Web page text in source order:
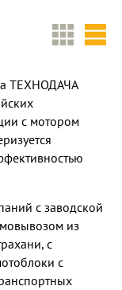
ТЕХНОДАЧА
с мотором
с заводской
из
с
с